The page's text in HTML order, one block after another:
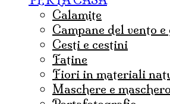
calamite
campane del vento
cesti e cestini
fatine
fiori in materiali
maschere e